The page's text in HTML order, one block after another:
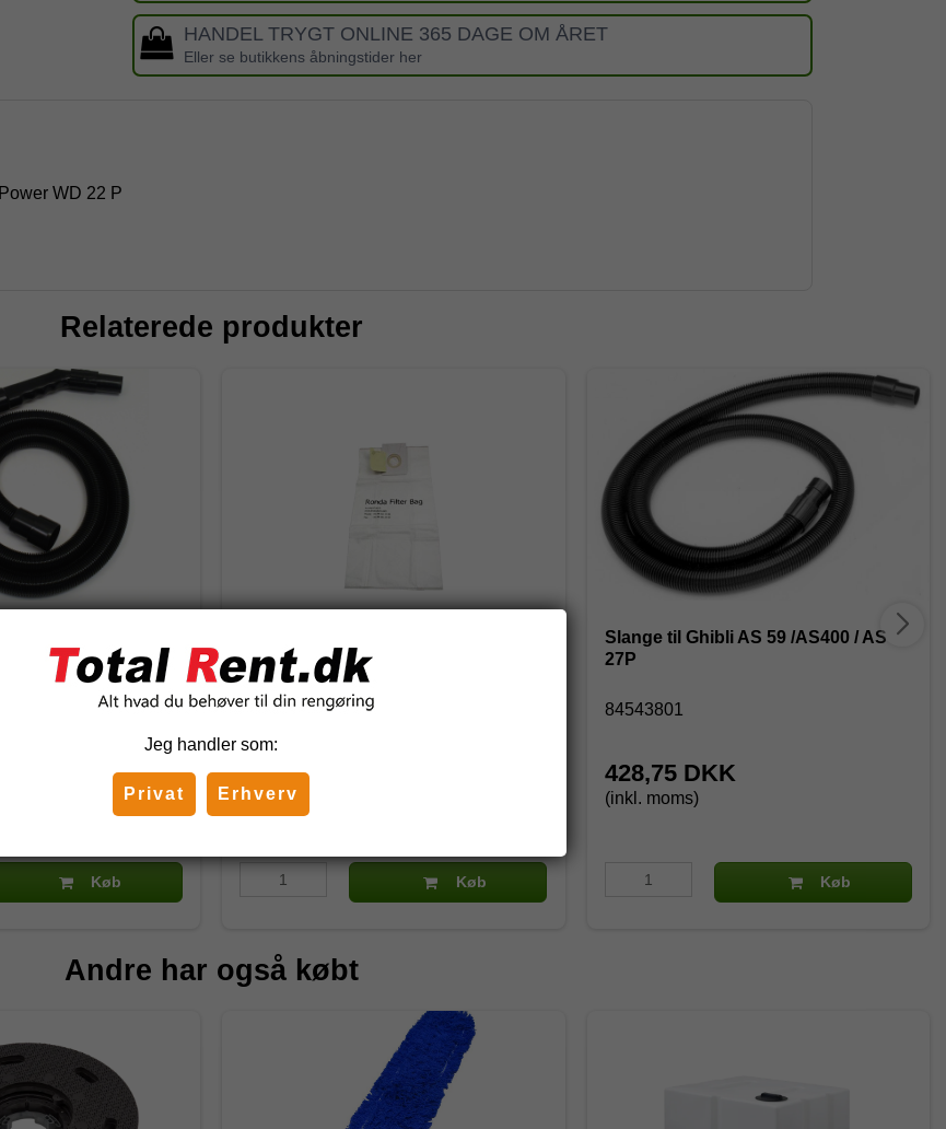
HANDEL TRYGT ONLINE 365 DAGE OM ÅRET
Eller se butikkens åbningstider her
WD 22 P
Relaterede produkter
Køb
84640013
216,25 DKK
(inkl. moms)
Køb
Slange til Ghibli AS 59 /AS400 / AS
27P
84543801
428,75 DKK
(inkl. moms)
Køb
Andre har også købt
Jeg handler som:
Privat Erhverv